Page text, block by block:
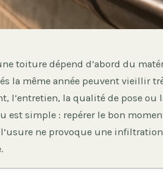
toiture dépend d’abord du
la même année peuvent vieillir
l’entretien, la qualité de pose
est simple : repérer le bon
ne provoque une